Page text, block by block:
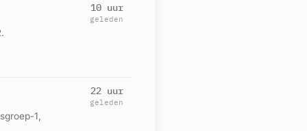
10 uur
geleden
1,
22 uur
geleden